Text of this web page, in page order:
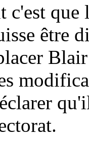
c'est
être